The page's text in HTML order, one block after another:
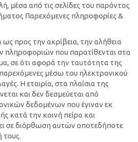
μέσα από τις σελίδες του παρόντος
Παρεχόμενες πληροφορίες &
ως προς την ακρίβεια, την αλήθεια
πληροφοριών που παρατίθενται στο
σε ότι αφορά την ταυτότητα της
μέσω του ηλεκτρονικού
Η εταιρία, στα πλαίσια της
και δεν δεσμεύεται από
δεδομένων που έγιναν εκ
κατά την κοινή πείρα και
σε διόρθωση αυτών οποτεδήποτε
τους.